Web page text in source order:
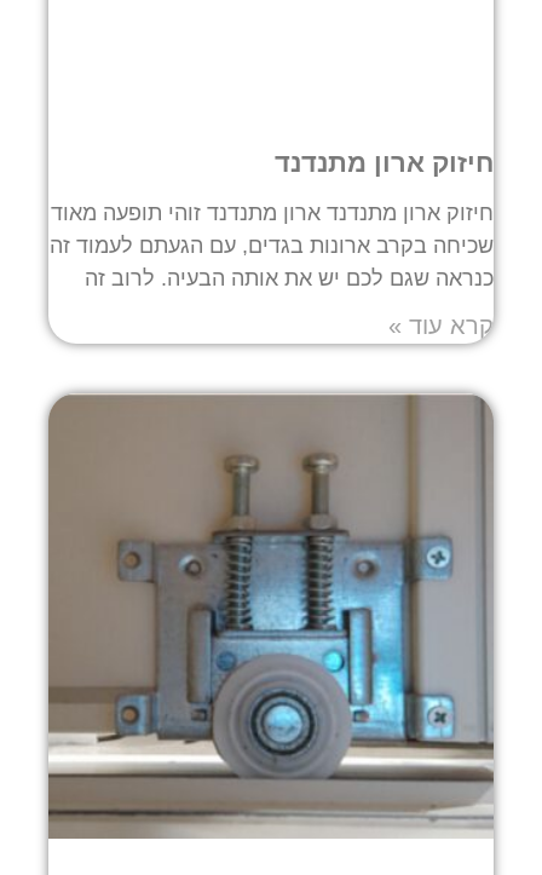
חיזוק ארון מתנדנד
חיזוק ארון מתנדנד ארון מתנדנד זוהי תופעה מאוד
שכיחה בקרב ארונות בגדים, עם הגעתם לעמוד זה
כנראה שגם לכם יש את אותה הבעיה. לרוב זה
קרא עוד »